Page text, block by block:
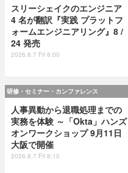
スリーシェイクのエンジニア
4 名が翻訳『実践 プラットフ
ォームエンジニアリング』8 /
24 発売
2026.8.7 Fri 8:00
研修・セミナー・カンファレンス
人事異動から退職処理までの
実務を体験 ～「Okta」ハンズ
オンワークショップ 9月11日
大阪で開催
2026.8.7 Fri 8:10